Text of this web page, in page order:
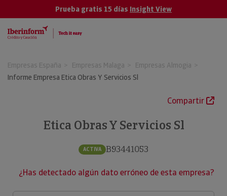
Prueba gratis 15 días Insight View
Empresas España Empresas Malaga
Empresas Almogia
Informe Empresa Etica Obras Y Servicios Sl
Compartir
Etica Obras Y Servicios Sl
ACTIVA B93441053
¿Has detectado algún dato erróneo de esta empresa?